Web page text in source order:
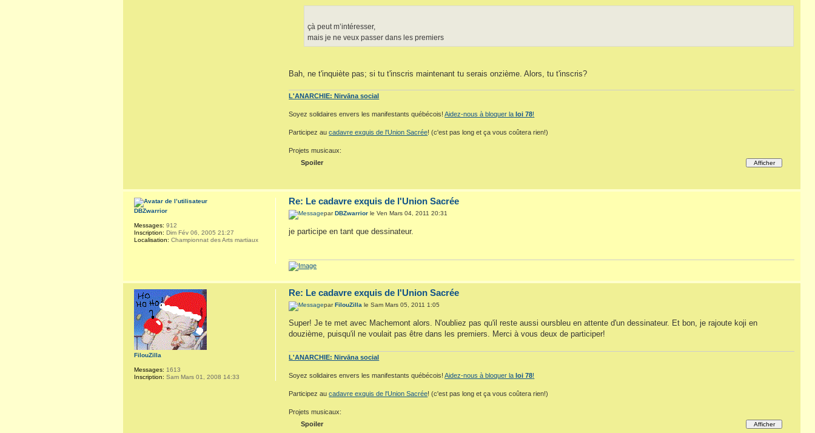
çà peut m’intéresser,
mais je ne veux passer dans les premiers
Bah, ne t'inquiète pas; si tu t'inscris maintenant tu serais onzième. Alors, tu t'inscris?
L'ANARCHIE: Nirvāna social
Soyez solidaires envers les manifestants québécois!Aidez-nous à bloquer la loi 78!
Participez aucadavre exquis de l'Union Sacrée! (c'est pas long et ça vous coûtera rien!)
Projets musicaux:
Spoiler
Re: Le cadavre exquis de l'Union Sacrée
parDBZwarrior le Ven Mars 04, 2011 20:31
je participe en tant que dessinateur.
DBZwarrior
Messages: 912
Inscription: Dim Fév 06, 2005 21:27
Localisation: Championnat des Arts martiaux
Re: Le cadavre exquis de l'Union Sacrée
parFilouZilla le Sam Mars 05, 2011 1:05
Super! Je te met avec Machemont alors. N'oubliez pas qu'il reste aussi oursbleu en attente d'un dessinateur. Et bon, je rajoute koji en
douzième, puisqu'il ne voulait pas être dans les premiers. Merci à vous deux de participer!
L'ANARCHIE: Nirvāna social
Soyez solidaires envers les manifestants québécois!Aidez-nous à bloquer la loi 78!
Participez aucadavre exquis de l'Union Sacrée! (c'est pas long et ça vous coûtera rien!)
Projets musicaux:
Spoiler
FilouZilla
Messages: 1613
Inscription: Sam Mars 01, 2008 14:33